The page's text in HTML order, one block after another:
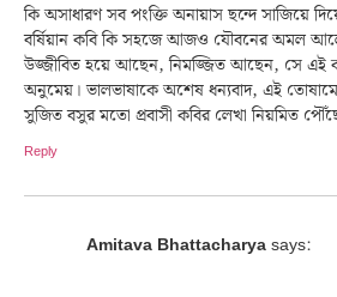
কি অসাধারণ সব পংক্তি অনায়াস ছন্দে সাজিয়ে
বর্ষিয়ান কবি কি সহজে আজও যৌবনের অমল
উজ্জীবিত হয়ে আছেন, নিমজ্জিত আছেন, সে এই
অনুমেয়। ভালভাষাকে অশেষ ধন্যবাদ, এই
সুজিত বসুর মতো প্রবাসী কবির লেখা নিয়মিত
Reply
Amitava Bhattacharyasays: